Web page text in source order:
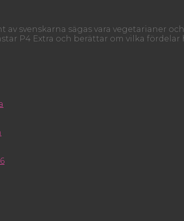
svenskarna sägas vara vegetarianer
P4 Extra och berättar om vilka fördelar